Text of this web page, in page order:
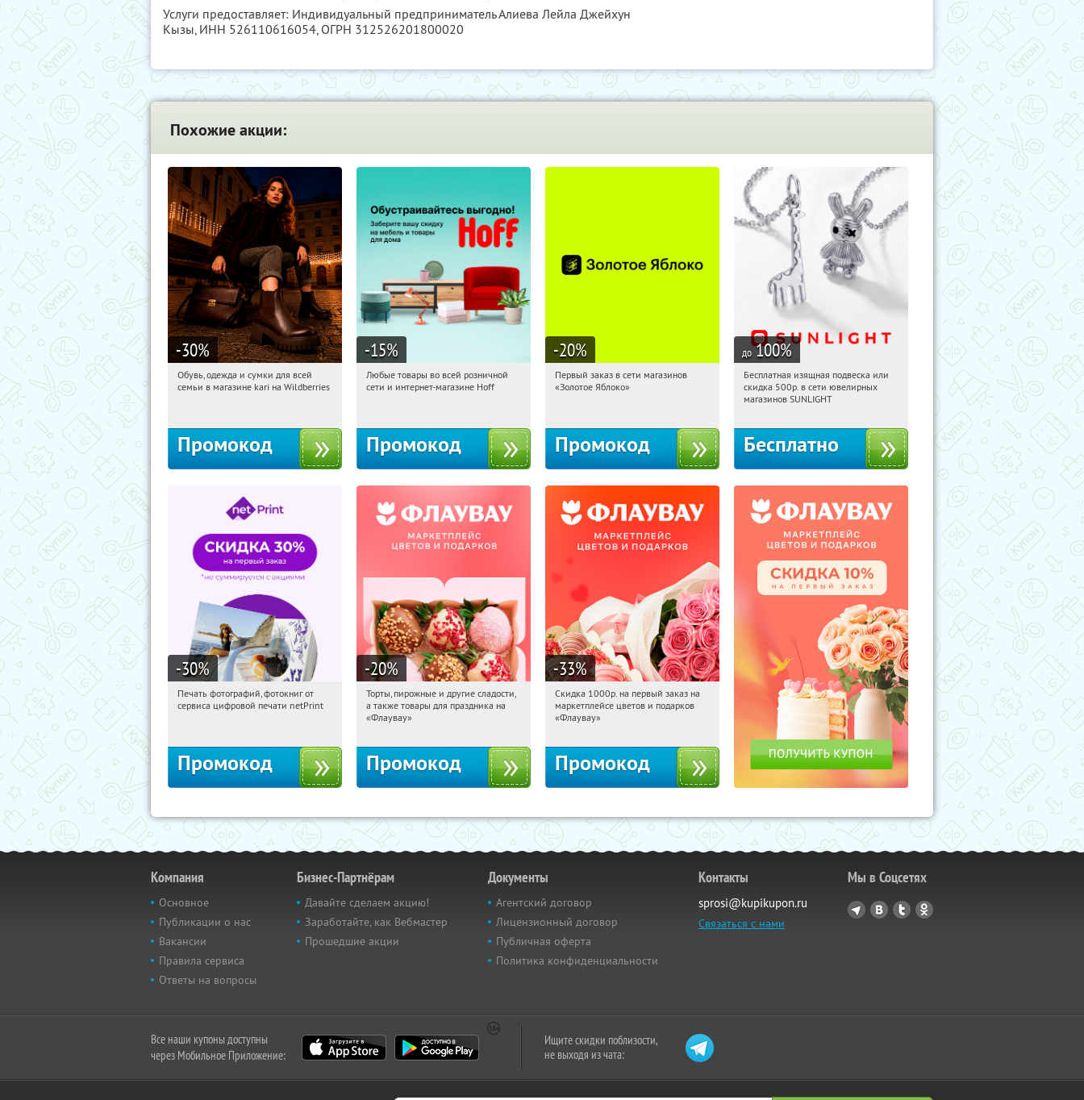
Услуги предоставляет: Индивидуальный предприниматель Алиева Лейла Джейхун
Кызы, ИНН 526110616054, ОГРН 312526201800020
Похожие акции:
-30%
02:52:18 Получили:
Обувь, одежда и сумки для всей
семьи в магазине kari на Wildberries
Промокод
-15%
02:52:18 Получили:
Любые товары во всей розничной
сети и интернет-магазине Hoff
Промокод
-20%
02:52:18
Получи первым!
Первый заказ в сети магазинов
«Золотое Яблоко»
Промокод
до 100%
02:52:18 Получили:
Россия
Бесплатная изящная подвеска или
скидка 500р. в сети ювелирных
магазинов SUNLIGHT
Бесплатно
-30%
02:52:18 Получили:
Печать фотографий, фотокниг от
сервиса цифровой печати netPrint
Промокод
-20%
02:52:18 Получили:
Россия
Торты, пирожные и другие сладости,
а также товары для праздника на
«Флаувау»
Промокод
-33%
02:52:18 Получили:
Россия
Скидка 1000р. на первый заказ на
маркетплейсе цветов и подарков
«Флаувау»
Промокод
Компания
Основное
Публикации о нас
Вакансии
Правила сервиса
Ответы на вопросы
Бизнес-Партнёрам
Давайте сделаем акцию!
Заработайте, как Вебмастер
Прошедшие акции
Документы
Агентский договор
Лицензионный договор
Публичная оферта
Политика конфиденциальности
Контакты
sprosi@kupikupon.ru
Связаться с нами
Мы в Соцсетях
Все наши купоны доступны
через Мобильное Приложение:
Ищите скидки поблизости,
не выходя из чата: